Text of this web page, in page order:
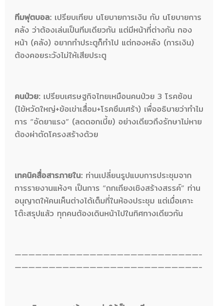
ทีมฟุตบอล: เปรียบเทียบ นโยบายการเงิน กับ นโยบายการ
คลัง ว่าต้องเล่นเป็นทีมเดียวกัน แต่มีหน้าที่ต่างกัน กอง
หน้า (คลัง) อยากทำประตูก็ทำไป แต่กองหลัง (การเงิน)
ต้องคอยระวังไม่ให้เสียประตู
คนป่วย: เปรียบเศรษฐกิจไทยเหมือนคนป่วย 3 โรคซ้อน
(ไข้หวัดใหญ่+ข้อเข่าเสื่อม+โรคซึมเศร้า) เพื่ออธิบายว่าทำไม
การ “อัดยาแรง” (ลดดอกเบี้ย) อย่างเดียวถึงรักษาไม่หาย
ต้องผ่าตัดโครงสร้างด้วย
เทคนิคสื่อสารภายใน: ท่านเปลี่ยนรูปแบบการประชุมจาก
การรายงานแห้งๆ เป็นการ “ถกเถียงเชิงสร้างสรรค์” ท่าน
อนุญาตให้คนเห็นต่างได้เต็มที่ในห้องประชุม แต่เมื่อเคาะ
โต๊ะสรุปแล้ว ทุกคนต้องเดินหน้าไปในทิศทางเดียวกัน
———————————————————————————-
———————————————————————————-